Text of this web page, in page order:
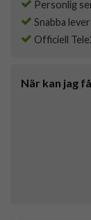
Personlig
Snabba
Officiell
När kan jag